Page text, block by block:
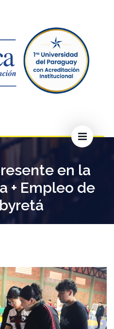
en la
+ Empleo de